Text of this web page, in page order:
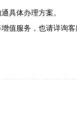
具体办理方案。
值服务，也请详询客